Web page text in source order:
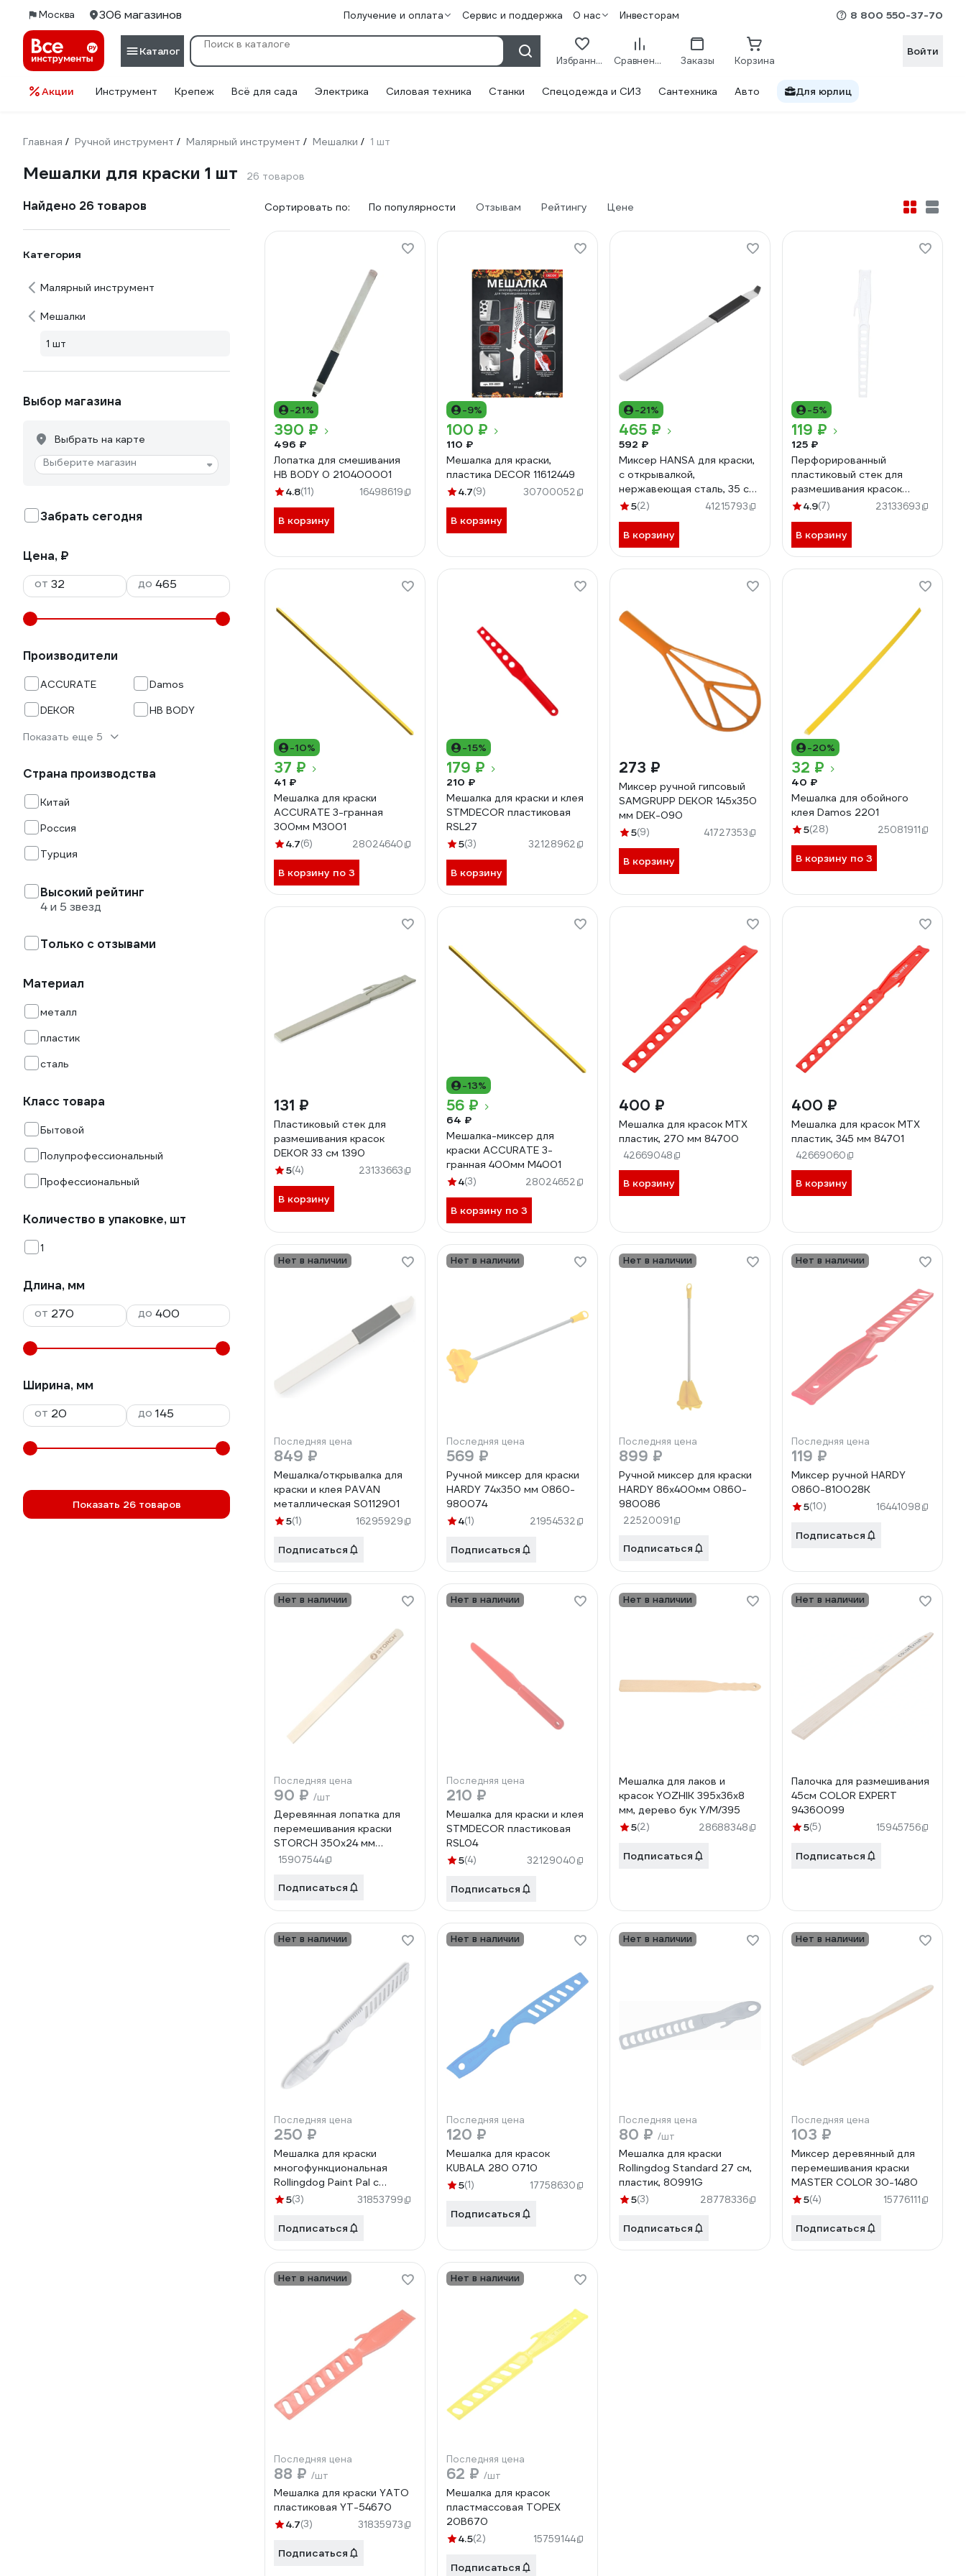
Москва 306 магазинов Получение и оплата Сервис и поддержка О нас Инвесторам 8 800 550-37-70
Каталог
Избранное Сравнение Заказы Корзина
Войти
Акции Инструмент Крепеж Всё для сада Электрика Силовая техника Станки Спецодежда и СИЗ Сантехника Авто Для юрлиц
Главная / Ручной инструмент / Малярный инструмент / Мешалки / 1 шт
Мешалки для краски 1 шт 26 товаров
Найдено 26 товаров
Категория
Малярный инструмент
Мешалки
1 шт
Выбор магазина
Выбрать на карте
Выберите магазин
Забрать сегодня
Цена, ₽
от
до
Производители
ACCURATE
Damos
DEKOR
HB BODY
Показать еще 5
Страна производства
Китай
Россия
Турция
Высокий рейтинг
4 и 5 звезд
Только с отзывами
Материал
металл
пластик
сталь
Класс товара
Бытовой
Полупрофессиональный
Профессиональный
Количество в упаковке, шт
1
Длина, мм
от
до
Ширина, мм
от
до
Показать 26 товаров
Сортировать по: По популярности Отзывам Рейтингу Цене
-21%
390 ₽
496 ₽
Лопатка для смешивания
HB BODY 0 210400001
4.8(11) 16498619
В корзину
-9%
100 ₽
110 ₽
Мешалка для краски,
пластика DECOR 11612449
4.7(9) 30700052
В корзину
-21%
465 ₽
592 ₽
Миксер HANSA для краски,
с открывалкой,
нержавеющая сталь, 35 см
621135
5(2) 41215793
В корзину
-5%
119 ₽
125 ₽
Перфорированный
пластиковый стек для
размешивания красок
DEKOR 33 см 1391
4.9(7) 23133693
В корзину
-10%
37 ₽
41 ₽
Мешалка для краски
ACCURATE 3-гранная
300мм М3001
4.7(6) 28024640
В корзину по 3
-15%
179 ₽
210 ₽
Мешалка для краски и клея
STMDECOR пластиковая
RSL27
5(3) 32128962
В корзину
273 ₽
Миксер ручной гипсовый
SAMGRUPP DEKOR 145х350
мм DEK-090
5(9) 41727353
В корзину
-20%
32 ₽
40 ₽
Мешалка для обойного
клея Damos 2201
5(28) 25081911
В корзину по 3
131 ₽
Пластиковый стек для
размешивания красок
DEKOR 33 см 1390
5(4) 23133663
В корзину
-13%
56 ₽
64 ₽
Мешалка-миксер для
краски ACCURATE 3-
гранная 400мм М4001
4(3) 28024652
В корзину по 3
400 ₽
Мешалка для красок MTX
пластик, 270 мм 84700
42669048
В корзину
400 ₽
Мешалка для красок MTX
пластик, 345 мм 84701
42669060
В корзину
Нет в наличии
Последняя цена
849 ₽
Мешалка/открывалка для
краски и клея PAVAN
металлическая S0112901
5(1) 16295929
Подписаться
Нет в наличии
Последняя цена
569 ₽
Ручной миксер для краски
HARDY 74x350 мм 0860-
980074
4(1) 21954532
Подписаться
Нет в наличии
Последняя цена
899 ₽
Ручной миксер для краски
HARDY 86x400мм 0860-
980086
22520091
Подписаться
Нет в наличии
Последняя цена
119 ₽
Миксер ручной HARDY
0860-810028K
5(10) 16441098
Подписаться
Нет в наличии
Последняя цена
90 ₽ /шт
Деревянная лопатка для
перемешивания краски
STORCH 350х24 мм
629699
15907544
Подписаться
Нет в наличии
Последняя цена
210 ₽
Мешалка для краски и клея
STMDECOR пластиковая
RSL04
5(4) 32129040
Подписаться
Нет в наличии
Мешалка для лаков и
красок YOZHIK 395x36x8
мм, дерево бук Y/М/395
5(2) 28688348
Подписаться
Нет в наличии
Палочка для размешивания
45см COLOR EXPERT
94360099
5(5) 15945756
Подписаться
Нет в наличии
Последняя цена
250 ₽
Мешалка для краски
многофункциональная
Rollingdog Paint Pal с
наконечником-
5(3) 31853799
Подписаться
Нет в наличии
Последняя цена
120 ₽
Мешалка для красок
KUBALA 280 0710
5(1) 17758630
Подписаться
Нет в наличии
Последняя цена
80 ₽ /шт
Мешалка для краски
Rollingdog Standard 27 см,
пластик, 80991G
5(3) 28778336
Подписаться
Нет в наличии
Последняя цена
103 ₽
Миксер деревянный для
перемешивания краски
MASTER COLOR 30-1480
5(4) 15776111
Подписаться
Нет в наличии
Последняя цена
88 ₽ /шт
Мешалка для краски YATO
пластиковая YT-54670
4.7(3) 31835973
Подписаться
Нет в наличии
Последняя цена
62 ₽ /шт
Мешалка для красок
пластмассовая TOPEX
20B670
4.5(2) 15759144
Подписаться